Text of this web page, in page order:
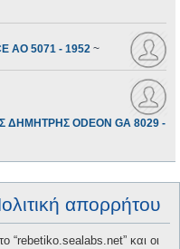
AO 5071 - 1952 ~
ODEON GA 8029 -
απορρήτου
“rebetiko.sealabs.net” και οι